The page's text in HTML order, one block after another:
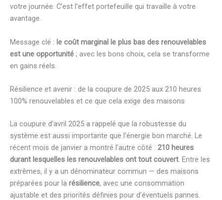
votre journée. C’est l’effet portefeuille qui travaille à votre
avantage.
Message clé : le coût marginal le plus bas des renouvelables
est une opportunité ; avec les bons choix, cela se transforme
en gains réels.
Résilience et avenir : de la coupure de 2025 aux 210 heures
100% renouvelables et ce que cela exige des maisons
La coupure d’avril 2025 a rappelé que la robustesse du
système est aussi importante que l’énergie bon marché. Le
récent mois de janvier a montré l’autre côté : 210 heures
durant lesquelles les renouvelables ont tout couvert. Entre les
extrêmes, il y a un dénominateur commun — des maisons
préparées pour la résilience, avec une consommation
ajustable et des priorités définies pour d’éventuels pannes.